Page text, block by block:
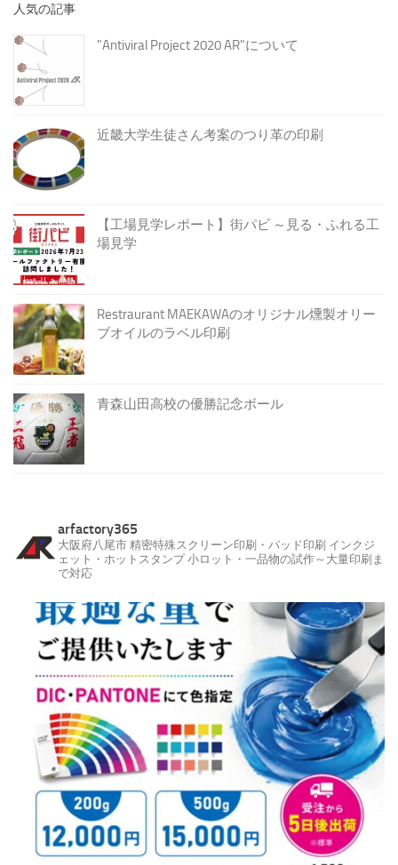
人気の記事
"Antiviral Project 2020 AR"について
近畿大学生徒さん考案のつり革の印刷
【工場見学レポート】街パビ ～見る・ふれる工
場見学
Restraurant MAEKAWAのオリジナル燻製オリー
ブオイルのラベル印刷
青森山田高校の優勝記念ボール
arfactory365
大阪府八尾市 精密特殊スクリーン印刷・パッド印刷 インクジ
ェット・ホットスタンプ小ロット・一品物の試作～大量印刷ま
で対応